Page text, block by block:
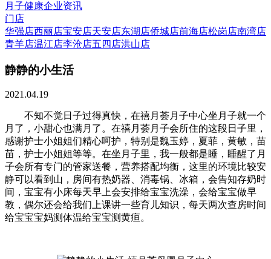
月子健康企业资讯
门店
华强店西丽店宝安店天安店东湖店侨城店前海店松岗店南湾店
青羊店温江店李沧店五四店洪山店
静静的小生活
2021.04.19
不知不觉日子过得真快，在禧月荟月子中心坐月子就一个
月了，小甜心也满月了。在禧月荟月子会所住的这段日子里，
感谢护士小姐姐们精心呵护，特别是魏玉婷，夏菲，黄敏，苗
苗，护士小姐姐等等。在坐月子里，我一般都是睡，睡醒了月
子会所有专门的管家送餐，营养搭配均衡，这里的环境比较安
静可以看到山，房间有热奶器、消毒锅、冰箱，会告知存奶时
间，宝宝有小床每天早上会安排给宝宝洗澡，会给宝宝做早
教，偶尔还会给我们上课讲一些育儿知识，每天两次查房时间
给宝宝宝妈测体温给宝宝测黄疸。